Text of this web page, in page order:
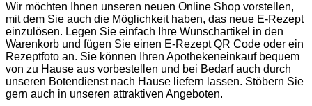
Wir möchten Ihnen unseren neuen Online Shop vorstellen,
mit dem Sie auch die Möglichkeit haben, das neue E-Rezept
einzulösen. Legen Sie einfach Ihre Wunschartikel in den
Warenkorb und fügen Sie einen E-Rezept QR Code oder ein
Rezeptfoto an. Sie können Ihren Apothekeneinkauf bequem
von zu Hause aus vorbestellen und bei Bedarf auch durch
unseren Botendienst nach Hause liefern lassen. Stöbern Sie
gern auch in unseren attraktiven Angeboten.